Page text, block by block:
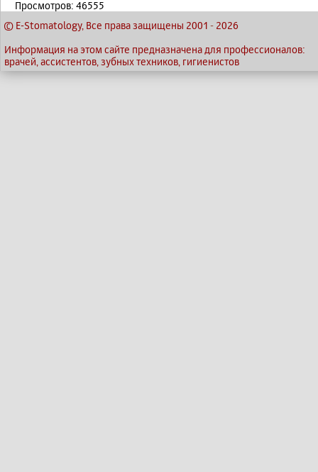
Просмотров: 46555
© E-Stomatology, Все права защищены 2001 - 2026
Информация на этом сайте предназначена для профессионалов:
врачей, ассистентов, зубных техников, гигиенистов